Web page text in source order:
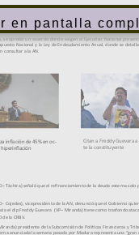
en pantalla